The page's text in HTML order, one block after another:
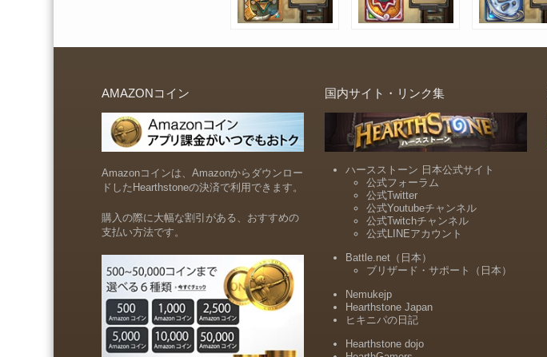
AMAZONコイン
Amazonコインは、Amazonからダウンロー
ドしたHearthstoneの決済で利用できます。
購入の際に大幅な割引がある、おすすめの
支払い方法です。
国内サイト・リンク集
ハースストーン 日本公式サイト
公式フォーラム
公式Twitter
公式Youtubeチャンネル
公式Twitchチャンネル
公式LINEアカウント
Battle.net（日本）
ブリザード・サポート（日本）
Nemukejp
Hearthstone Japan
ヒキニパの日記
Hearthstone dojo